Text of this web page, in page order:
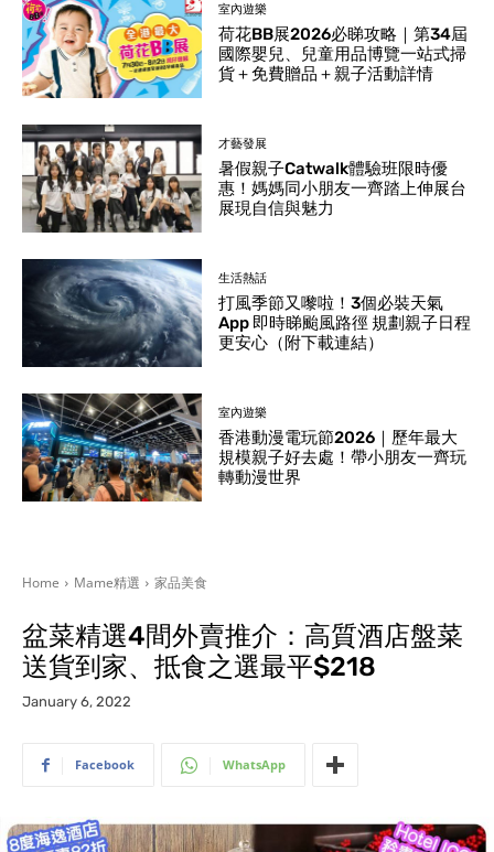
室內遊樂
荷花BB展2026必睇攻略｜第34屆
國際嬰兒、兒童用品博覽一站式掃
貨＋免費贈品＋親子活動詳情
才藝發展
暑假親子Catwalk體驗班限時優
惠！媽媽同小朋友一齊踏上伸展台
展現自信與魅力
生活熱話
打風季節又嚟啦！3個必裝天氣
App 即時睇颱風路徑 規劃親子日程
更安心（附下載連結）
室內遊樂
香港動漫電玩節2026｜歷年最大
規模親子好去處！帶小朋友一齊玩
轉動漫世界